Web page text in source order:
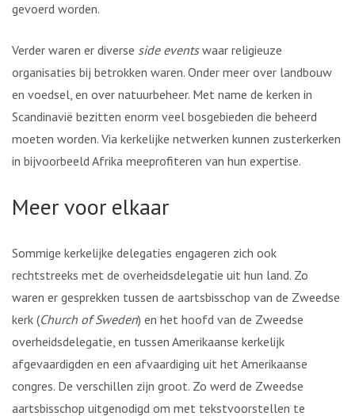
gevoerd worden.
Verder waren er diverse side eventswaar religieuze
organisaties bij betrokken waren. Onder meer over landbouw
en voedsel, en over natuurbeheer. Met name de kerken in
Scandinavië bezitten enorm veel bosgebieden die beheerd
moeten worden. Via kerkelijke netwerken kunnen zusterkerken
in bijvoorbeeld Afrika meeprofiteren van hun expertise.
Meer voor elkaar
Sommige kerkelijke delegaties engageren zich ook
rechtstreeks met de overheidsdelegatie uit hun land. Zo
waren er gesprekken tussen de aartsbisschop van de Zweedse
kerk (Church of Sweden) en het hoofd van de Zweedse
overheidsdelegatie, en tussen Amerikaanse kerkelijk
afgevaardigden en een afvaardiging uit het Amerikaanse
congres. De verschillen zijn groot. Zo werd de Zweedse
aartsbisschop uitgenodigd om met tekstvoorstellen te